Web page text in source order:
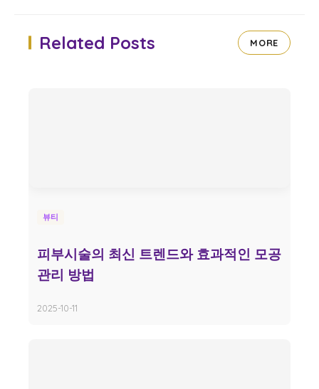
Related Posts MORE
뷰티
피부시술의 최신 트렌드와 효과적인 모공
관리 방법
2025-10-11